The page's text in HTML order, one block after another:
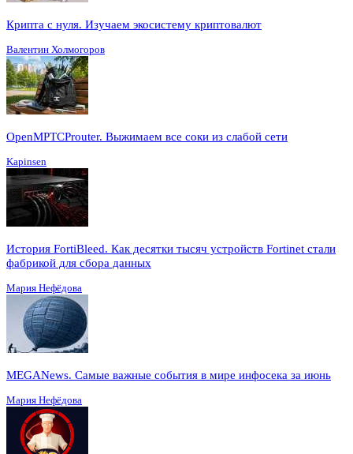
Крипта с нуля. Изучаем экосистему криптовалют
Валентин Холмогоров
OpenMPTCProuter. Выжимаем все соки из слабой сети
Kapinsen
История FortiBleed. Как десятки тысяч устройств Fortinet стали
фабрикой для сбора данных
Мария Нефёдова
MEGANews. Cамые важные события в мире инфосека за июнь
Мария Нефёдова